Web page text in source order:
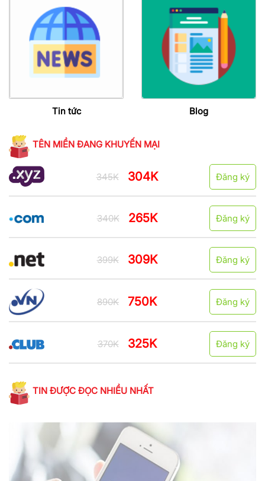
Tin tức Blog
TÊN MIỀN ĐANG KHUYẾN MẠI
345K 304K Đăng ký
340K 265K Đăng ký
399K 309K Đăng ký
890K 750K Đăng ký
370K 325K Đăng ký
TIN ĐƯỢC ĐỌC NHIỀU NHẤT